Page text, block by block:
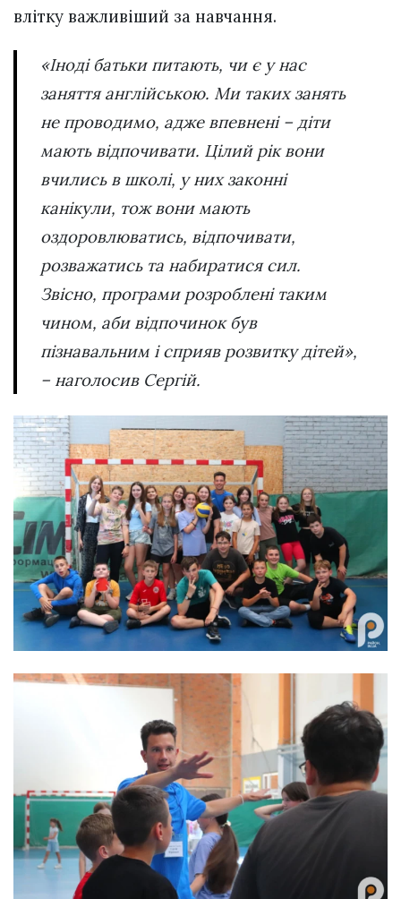
влітку важливіший за навчання.
«Іноді батьки питають, чи є у нас
заняття англійською. Ми таких занять
не проводимо, адже впевнені – діти
мають відпочивати. Цілий рік вони
вчились в школі, у них законні
канікули, тож вони мають
оздоровлюватись, відпочивати,
розважатись та набиратися сил.
Звісно, програми розроблені таким
чином, аби відпочинок був
пізнавальним і сприяв розвитку дітей»,
– наголосив Сергій.